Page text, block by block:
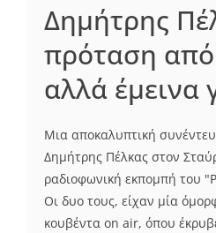
Δημήτρης
πρόταση
αλλά έμεινα
Μια αποκαλυπτική
Δημήτρης Πέλκας στον
ραδιοφωνική εκπομπή του
Οι δυο τους, είχαν μία
κουβέντα on air, όπου